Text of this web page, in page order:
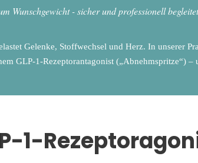
Wunschgewicht - sicher und professionell begleitet
Gelenke, Stoffwechsel und Herz. In unserer
GLP-1-Rezeptorantagonist („Abnehmspritze“)
1-